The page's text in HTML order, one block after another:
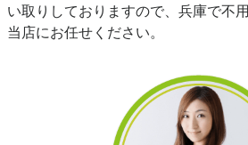
い取りしておりますので、兵庫で不
当店にお任せください。